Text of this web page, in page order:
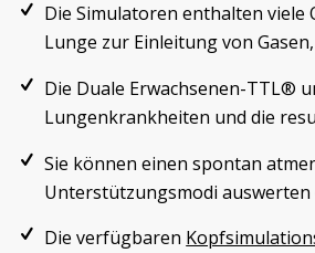
Die Simulatoren enthalten
Lunge zur Einleitung von
Die Duale Erwachsenen-TTL®
Lungenkrankheiten und die
Sie können einen spontan
Unterstützungsmodi
Die verfügbaren